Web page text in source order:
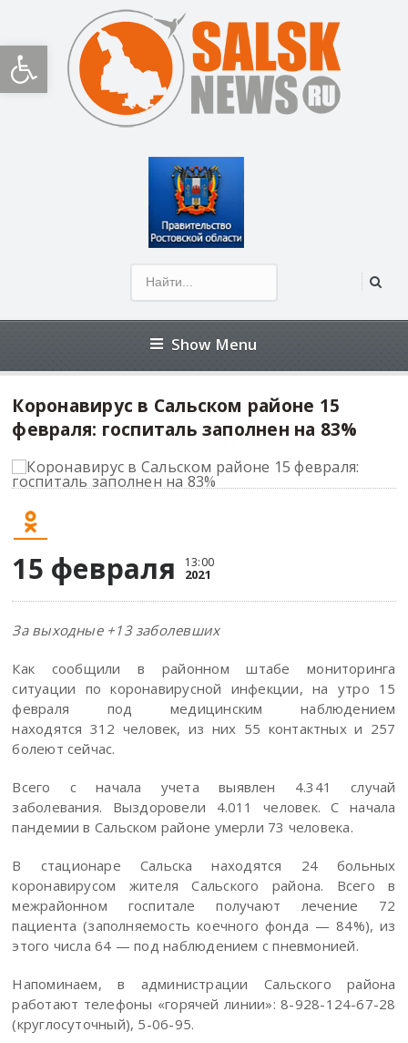
Открыть панель инструментов
Show Menu
Коронавирус в Сальском районе 15
февраля: госпиталь заполнен на 83%
15 февраля 13:00
2021
За выходные +13 заболевших
Как сообщили в районном штабе мониторинга
ситуации по коронавирусной инфекции, на утро 15
февраля под медицинским наблюдением
находятся 312 человек, из них 55 контактных и 257
болеют сейчас.
Всего с начала учета выявлен 4.341 случай
заболевания. Выздоровели 4.011 человек. С начала
пандемии в Сальском районе умерли 73 человека.
В стационаре Сальска находятся 24 больных
коронавирусом жителя Сальского района. Всего в
межрайонном госпитале получают лечение 72
пациента (заполняемость коечного фонда — 84%), из
этого числа 64 — под наблюдением с пневмонией.
Напоминаем, в администрации Сальского района
работают телефоны «горячей линии»: 8-928-124-67-28
(круглосуточный), 5-06-95.